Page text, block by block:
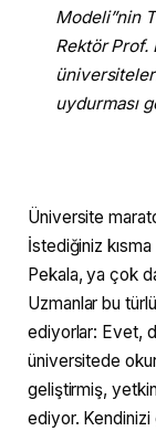
Modeli”nin
Rektör Prof.
uydurması
Üniversite
İstediğiniz
Pekala, ya çok
Uzmanlar bu
ediyorlar: Evet,
üniversitede
geliştirmiş,
ediyor. Kendinizi